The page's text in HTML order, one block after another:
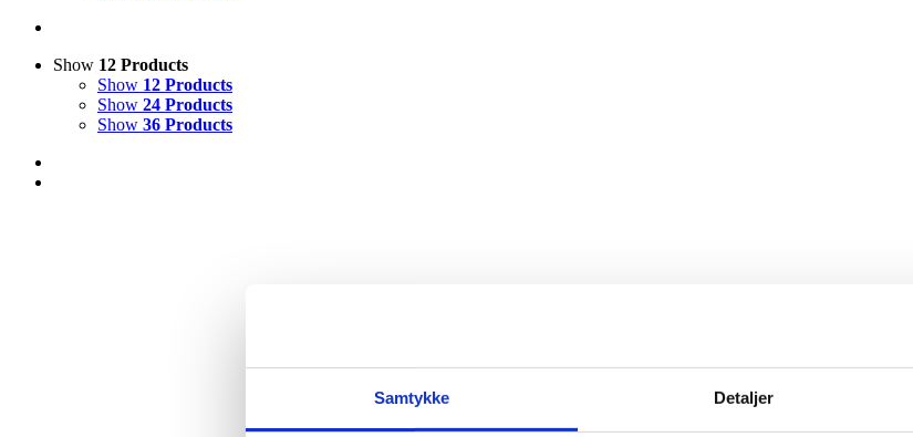
Samtykke Detaljer
Show 12 Products
Show 12 Products
Show 24 Products
Show 36 Products